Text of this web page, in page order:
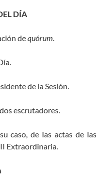
DÍA
dequórum.
de la Sesión.
escrutadores.
caso, de las actas de las
Extraordinaria.